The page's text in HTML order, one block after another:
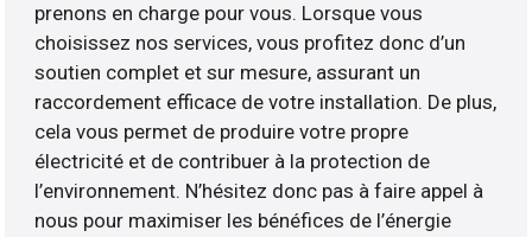
prenons en charge pour vous. Lorsque vous
choisissez nos services, vous profitez donc d’un
soutien complet et sur mesure, assurant un
raccordement efficace de votre installation. De plus,
cela vous permet de produire votre propre
électricité et de contribuer à la protection de
l’environnement. N’hésitez donc pas à faire appel à
nous pour maximiser les bénéfices de l’énergie